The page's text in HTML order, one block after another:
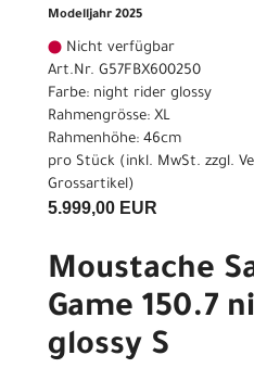
Modelljahr 2025
Nicht verfügbar
Art.Nr. G57FBX600250
Farbe: night rider glossy
Rahmengrösse: XL
Rahmenhöhe: 46cm
pro Stück (inkl. MwSt. zzgl.
Grossartikel)
5.999,00 EUR
Moustache
Game 150.7
glossy S